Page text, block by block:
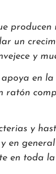
un
y
en
ratón
y
en
en toda